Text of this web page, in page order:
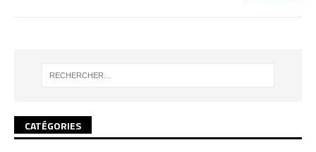
CATÉGORIES